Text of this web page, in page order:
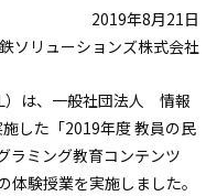
2019年8月21日
ソリューションズ株式会社
）は、一般社団法人 情報
した「2019年度 教員の民
ラミング教育コンテンツ
体験授業を実施しました。